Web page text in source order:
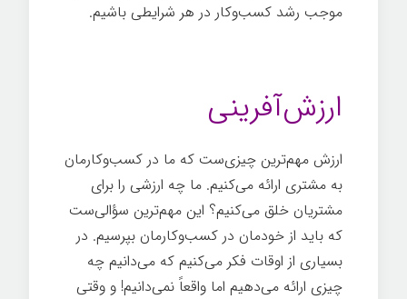
موجب رشد کسب‌وکار در هر شرایطی باشیم.
ارزش‌آفرینی
ارزش مهم‌ترین چیزی‌ست که ما در کسب‌وکارمان
به مشتری ارائه می‌کنیم. ما چه ارزشی را برای
مشتریان خلق می‌کنیم؟ این مهم‌ترین سؤالی‌ست
که باید از خودمان در کسب‌وکارمان بپرسیم. در
بسیاری از اوقات فکر می‌کنیم که می‌دانیم چه
چیزی ارائه می‌دهیم اما واقعاً نمی‌دانیم! و وقتی